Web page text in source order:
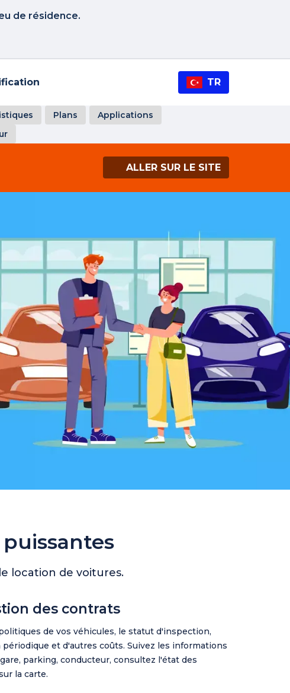
de résidence.
TR
Plans
Applications
ALLER SUR LE SITE
location de voitures.
des contrats
de vos véhicules, le statut d'inspection,
et d'autres coûts. Suivez les informations
parking, conducteur, consultez l'état des
la carte.